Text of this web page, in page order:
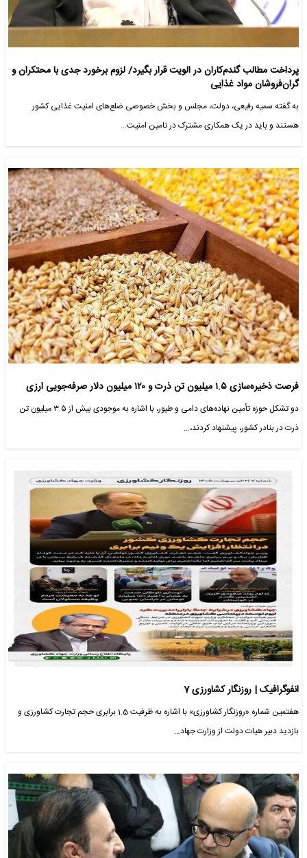
پرداخت مطالب گندم‌کاران در الویت قرار بگیرد/ لزوم برخورد جدی با محتکران و
گران‌فروشان مواد غذایی
به گفته سمیه رفیعی، دولت، مجلس و بخش خصوصی ضلع‌های امنیت غذایی کشور
هستند و باید در یک همکاری مشترک در تامین امنیت…
فرصت ذخیره‌سازی ۱.۵ میلیون تن ذرت و ۱۲۰ میلیون دلار صرفه‌جویی ارزی
دو تشکل حوزه تأمین نهاده‌های دامی و طیور، با اشاره به موجودی بیش از ۳.۵ میلیون تن
ذرت در بنادر کشور، پیشنهاد کردند،…
انفوگرافیک | روزنگار کشاورزی 7
هفتمین شماره «روزنگار کشاورزی» با اشاره به ظرفیت 1.5 برابری حجم تجارت کشاورزی و
بازدید دبیر هیات دولت از وزارت جهاد…